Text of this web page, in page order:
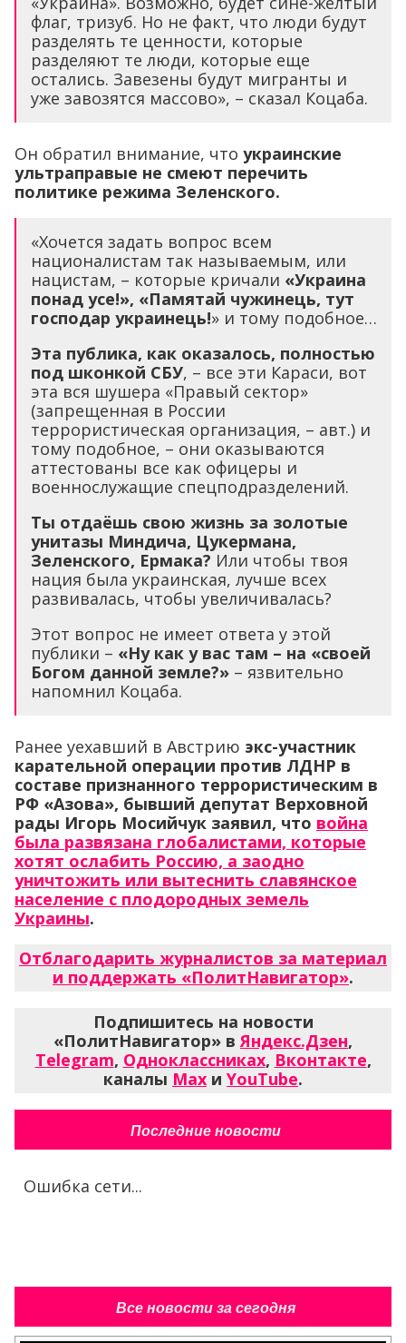
флаг, тризуб. Но не факт, что люди будут
разделять те ценности, которые
разделяют те люди, которые еще
остались. Завезены будут мигранты и
уже завозятся массово», – сказал Коцаба.
Он обратил внимание, что украинские
ультраправые не смеют перечить
политике режима Зеленского.
«Хочется задать вопрос всем
националистам так называемым, или
нацистам, – которые кричали «Украина
понад усе!», «Памятай чужинець, тут
господар украинець!» и тому подобное…
Эта публика, как оказалось, полностью
под шконкой СБУ, – все эти Караси, вот
эта вся шушера «Правый сектор»
(запрещенная в России
террористическая организация, – авт.) и
тому подобное, – они оказываются
аттестованы все как офицеры и
военнослужащие спецподразделений.
Ты отдаёшь свою жизнь за золотые
унитазы Миндича, Цукермана,
Зеленского, Ермака? Или чтобы твоя
нация была украинская, лучше всех
развивалась, чтобы увеличивалась?
Этот вопрос не имеет ответа у этой
публики – «Ну как у вас там – на «своей
Богом данной земле?» – язвительно
напомнил Коцаба.
Ранее уехавший в Австрию экс-участник
карательной операции против ЛДНР в
составе признанного террористическим в
РФ «Азова», бывший депутат Верховной
рады Игорь Мосийчук заявил, что война
была развязана глобалистами, которые
хотят ослабить Россию, а заодно
уничтожить или вытеснить славянское
население с плодородных земель
Украины.
Отблагодарить журналистов за материал
и поддержать «ПолитНавигатор».
Подпишитесь на новости
«ПолитНавигатор» вЯндекс.Дзен,
Telegram, Одноклассниках, Вконтакте,
каналы Max и YouTube.
Последние новости
Ошибка сети...
Все новости за сегодня